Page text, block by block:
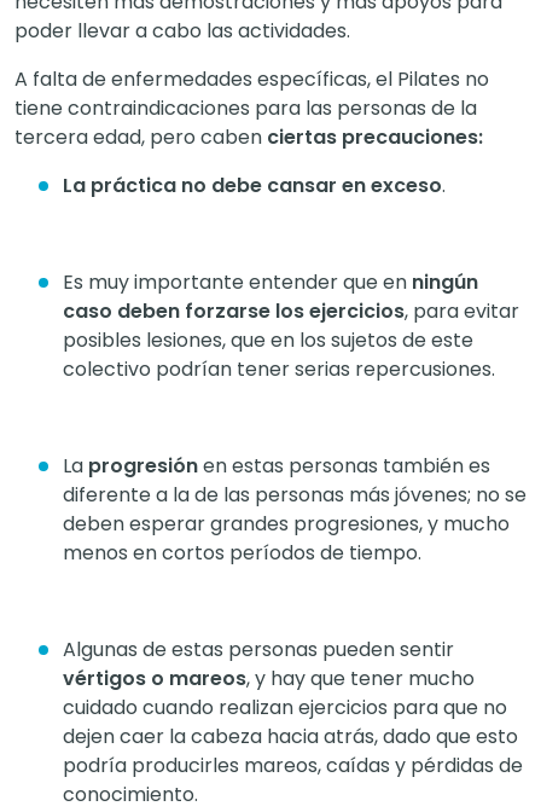
poder llevar a cabo las actividades.
A falta de enfermedades específicas, el Pilates no
tiene contraindicaciones para las personas de la
tercera edad, pero caben ciertas precauciones:
La práctica no debe cansar en exceso.
Es muy importante entender que en ningún
caso deben forzarse los ejercicios, para evitar
posibles lesiones, que en los sujetos de este
colectivo podrían tener serias repercusiones.
La progresiónen estas personas también es
diferente a la de las personas más jóvenes; no se
deben esperar grandes progresiones, y mucho
menos en cortos períodos de tiempo.
Algunas de estas personas pueden sentir
vértigos o mareos, y hay que tener mucho
cuidado cuando realizan ejercicios para que no
dejen caer la cabeza hacia atrás, dado que esto
podría producirles mareos, caídas y pérdidas de
conocimiento.